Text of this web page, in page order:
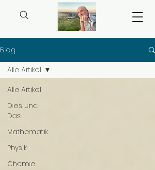
Blog
Alle Artikel
Dies und
Das
Mathematik
Physik
Chemie
Alle Artikel